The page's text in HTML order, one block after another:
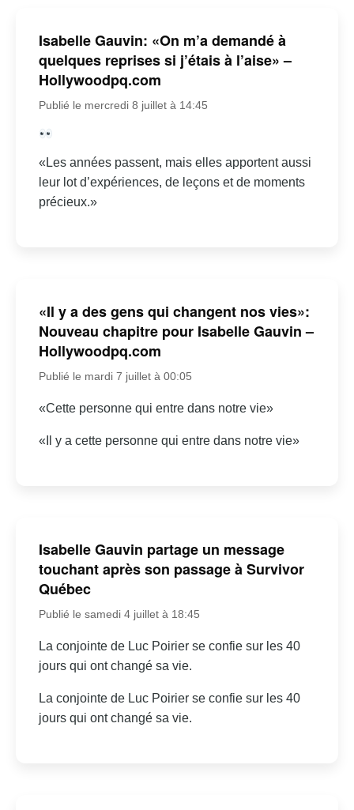
Isabelle Gauvin: «On m’a demandé à
quelques reprises si j’étais à l’aise» –
Hollywoodpq.com
Publié le mercredi 8 juillet à 14:45
«Les années passent, mais elles apportent aussi
leur lot d’expériences, de leçons et de moments
précieux.»
«Il y a des gens qui changent nos vies»:
Nouveau chapitre pour Isabelle Gauvin –
Hollywoodpq.com
Publié le mardi 7 juillet à 00:05
«Cette personne qui entre dans notre vie»
«Il y a cette personne qui entre dans notre vie»
Isabelle Gauvin partage un message
touchant après son passage à Survivor
Québec
Publié le samedi 4 juillet à 18:45
La conjointe de Luc Poirier se confie sur les 40
jours qui ont changé sa vie.
La conjointe de Luc Poirier se confie sur les 40
jours qui ont changé sa vie.